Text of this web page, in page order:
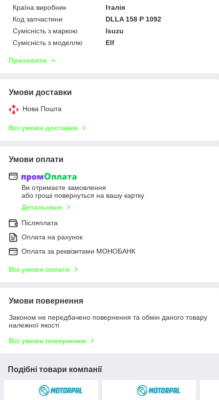
Країна виробник
Італія
Код запчастини
DLLA 158 P 1092
Сумісність з маркою
Isuzu
Сумісність з моделлю
Elf
Приховати
Умови доставки
Нова Пошта
Всі умови доставки
Умови оплати
Ви отримаєте замовлення
або гроші повернуться на вашу картку
Детальніше
Післяплата
Оплата на рахунок
Оплата за реквізитами МОНОБАНК
Всі умови оплати
Умови повернення
Законом не передбачено повернення та обмін даного товару
належної якості
Всі умови повернення
Подібні товари компанії